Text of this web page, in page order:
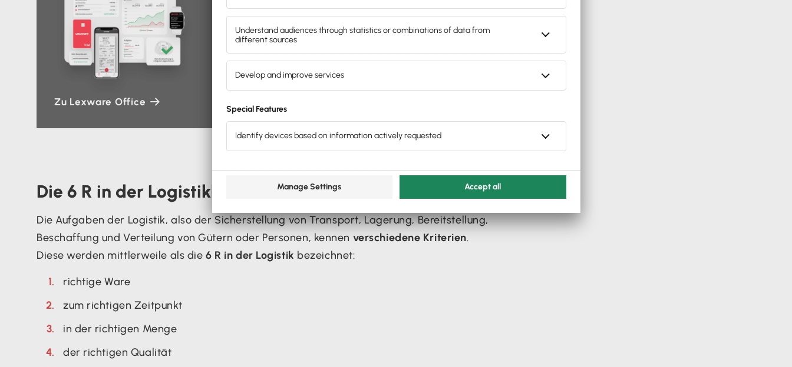
Zu Lexware Office
Die 6 R in der Logistikbranche
Die Aufgaben der Logistik, also der Sicherstellung von Transport, Lagerung, Bereitstellung,
Beschaffung und Verteilung von Gütern oder Personen, kennen verschiedene Kriterien.
Diese werden mittlerweile als die6 R in der Logistik bezeichnet:
richtige Ware
zum richtigen Zeitpunkt
in der richtigen Menge
der richtigen Qualität